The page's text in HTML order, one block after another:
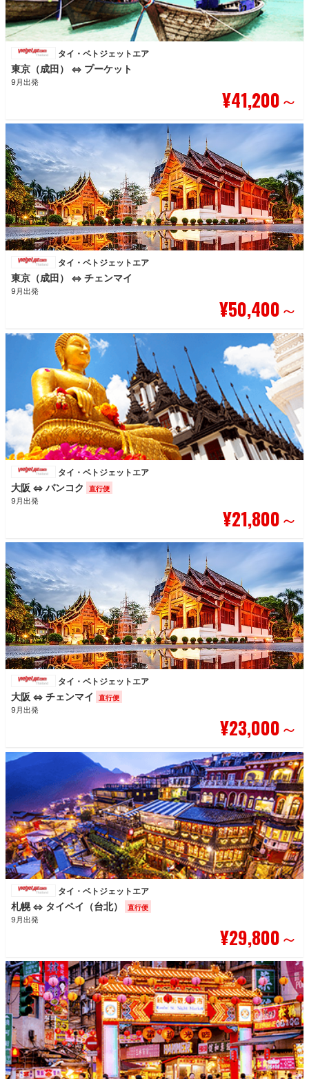
タイ・ベトジェットエア
東京（成田） ⇔ プーケット
9月出発
¥41,200～
タイ・ベトジェットエア
東京（成田） ⇔ チェンマイ
9月出発
¥50,400～
タイ・ベトジェットエア
大阪 ⇔ バンコク 直行便
9月出発
¥21,800～
タイ・ベトジェットエア
大阪 ⇔ チェンマイ 直行便
9月出発
¥23,000～
タイ・ベトジェットエア
札幌⇔ タイペイ（台北） 直行便
9月出発
¥29,800～